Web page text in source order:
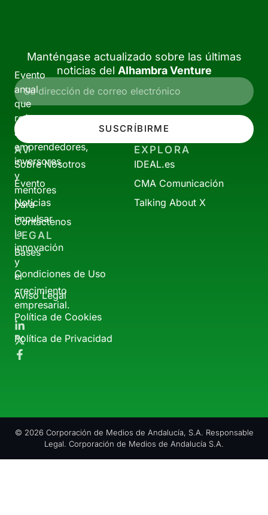
Evento
anual
que
reúne
a
emprendedores,
inversores
y
mentores
para
impulsar
la
innovación
y
el
crecimiento
empresarial.
Manténgase actualizado sobre las últimas
noticias del Alhambra Venture
SUSCRÍBIRME
AV
Sobre Nosotros
Evento
Noticias
Contáctenos
EXPLORA
IDEAL.es
CMA Comunicación
Talking About X
LEGAL
Bases
Condiciones de Uso
Aviso Legal
Política de Cookies
Política de Privacidad
© 2026 Corporación de Medios de Andalucía, S.A. Responsable
Legal. Corporación de Medios de Andalucía S.A.